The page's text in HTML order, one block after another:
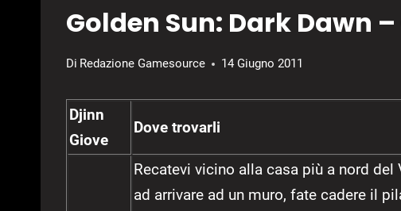
Golden Sun: Dark Dawn
Di Redazione Gamesource 14 Giugno 2011
Djinn
Giove
Dove trovarli
Recatevi vicino alla casa più a nord
ad arrivare ad un muro, fate cadere il